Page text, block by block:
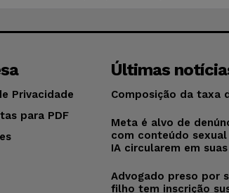
Privacidade
para PDF
Últimas
Composição da taxa
Meta é alvo de
com conteúdo
IA circularem em
Advogado preso por
filho tem inscrição